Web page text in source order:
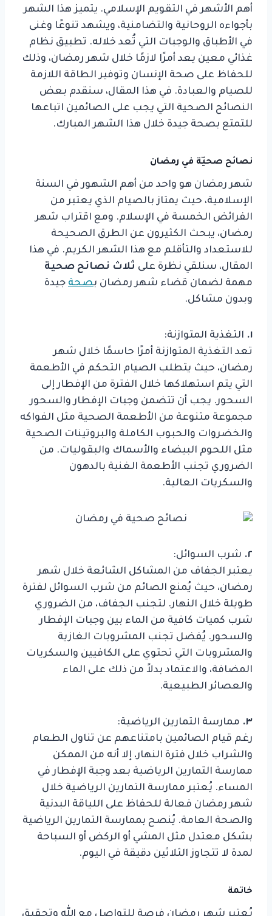
أهم الأشهر في التقويم الإسلامي. يتميز هذا الشهر
بأجواءه الروحانية والتضامنية، ويشهد تنوعًا وغنى
في الأطباق والوجبات التي تُعد خلاله. تطبيق نظام
غذائي معين يعد أمرًا لازمًا خلال شهر رمضان، وذلك
للحفاظ على صحة الإنسان وتوفير الطاقة اللازمة
للصيام والعبادة. في هذا المقال، سنقدم بعض
النصائح الصحية التي يجب على الصائمين اتباعها
للتمتع بصحة جيدة خلال هذا الشهر المبارك.
نصائح صحيّة في رمضان
شهر رمضان هو واحد من أهم الشهور في السنة
الإسلامية، حيث يمتاز بالصيام الذي يعتبر من
الفرائض الخمسة في الإسلام. ومع اقتراب شهر
رمضان، يبحث الكثيرون عن الطرق الصحيحة
للاستعداد والتأقلم مع هذا الشهر الكريم. في هذا
المقال، سنلقي نظرة على ثلاث نصائح صحية
مهمة لضمان قضاء شهر رمضان بصحة جيدة
وبدون مشاكل.
١.
التغذية المتوازنة:
تعد التغذية المتوازنة أمرًا حاسمًا خلال شهر
رمضان، حيث يتطلب الصيام التحكم في الأطعمة
التي يتم استهلاكها خلال الفترة من الإفطار إلى
السحور. يجب أن تتضمن وجبات الإفطار والسحور
مجموعة متنوعة من الأطعمة الصحية مثل الفواكه
والخضروات والحبوب الكاملة والبروتينات الصحية
مثل اللحوم البيضاء والأسماك والبقوليات. من
الضروري تجنب الأطعمة الغنية بالدهون
والسكريات العالية.
٢.
شرب السوائل:
يعتبر الجفاف من المشاكل الشائعة خلال شهر
رمضان، حيث يُمنع الصائم من شرب السوائل لفترة
طويلة خلال النهار. لتجنب الجفاف، من الضروري
شرب كميات كافية من الماء بين وجبات الإفطار
والسحور. يُفضل تجنب المشروبات الغازية
والمشروبات التي تحتوي على الكافيين والسكريات
المضافة، والاعتماد بدلاً من ذلك على الماء
والعصائر الطبيعية.
٣.
ممارسة التمارين الرياضية:
رغم قيام الصائمين بامتناعهم عن تناول الطعام
والشراب خلال فترة النهار، إلا أنه من الممكن
ممارسة التمارين الرياضية بعد وجبة الإفطار في
المساء. يُعتبر ممارسة التمارين الرياضية خلال
شهر رمضان فعالة للحفاظ على اللياقة البدنية
والصحة العامة. يُنصح بممارسة التمارين الرياضية
بشكل معتدل مثل المشي أو الركض أو السباحة
لمدة لا تتجاوز الثلاثين دقيقة في اليوم.
خاتمة